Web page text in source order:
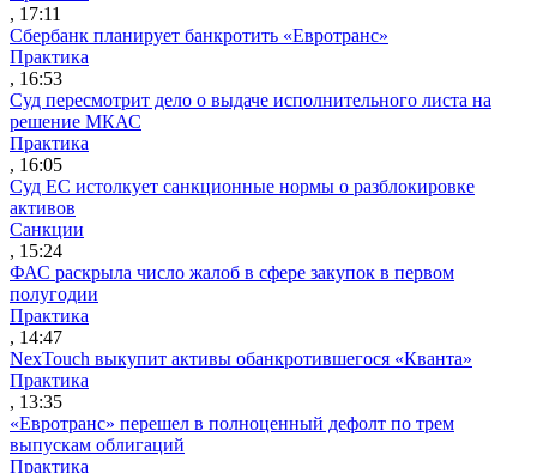
, 17:11
Сбербанк планирует банкротить «Евротранс»
Практика
, 16:53
Суд пересмотрит дело о выдаче исполнительного листа на
решение МКАС
Практика
, 16:05
Суд ЕС истолкует санкционные нормы о разблокировке
активов
Санкции
, 15:24
ФАС раскрыла число жалоб в сфере закупок в первом
полугодии
Практика
, 14:47
NexTouch выкупит активы обанкротившегося «Кванта»
Практика
, 13:35
«Евротранс» перешел в полноценный дефолт по трем
выпускам облигаций
Практика